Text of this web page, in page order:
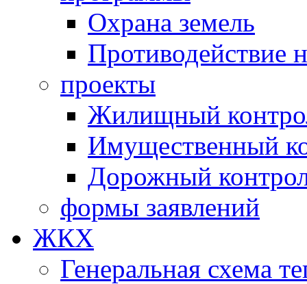
Охрана земель
Противодействие
проекты
Жилищный
Имущественный
Дорожный
формы заявлений
ЖКХ
Генеральная схема